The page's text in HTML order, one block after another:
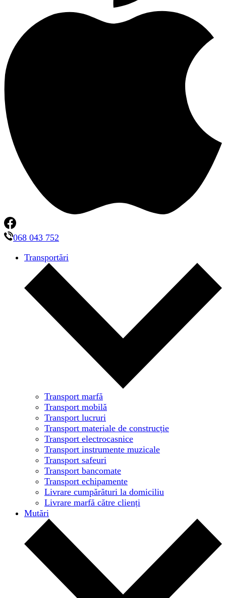
068 043 752
Transportări
Transport marfă
Transport mobilă
Transport lucruri
Transport materiale de construcție
Transport electrocasnice
Transport instrumente muzicale
Transport safeuri
Transport bancomate
Transport echipamente
Livrare cumpărături la domiciliu
Livrare marfă către clienți
Mutări